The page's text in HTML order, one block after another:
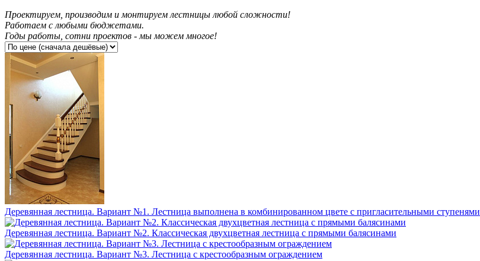
Проектируем, производим и монтируем лестницы любой сложности!
Работаем с любыми бюджетами.
Годы работы, сотни проектов - мы можем многое!
Деревянная лестница. Вариант №1. Лестница выполнена в комбинированном цвете с пригласительными ступенями
Деревянная лестница. Вариант №2. Классическая двухцветная лестница с прямыми балясинами
Деревянная лестница. Вариант №3. Лестница с крестообразным ограждением